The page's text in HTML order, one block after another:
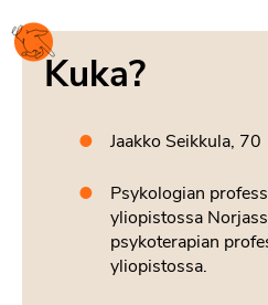
Kuka?
Jaakko Seikkula, 70
Psykologian
yliopistossa
psykoterapian
yliopistossa.